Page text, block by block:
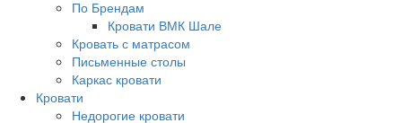
По Брендам
Кровати ВМК Шале
Кровать с матрасом
Письменные столы
Каркас кровати
Кровати
Недорогие кровати